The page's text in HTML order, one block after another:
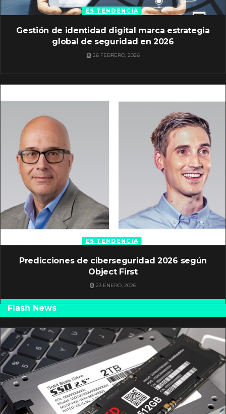
ES TENDENCIA
Gestión de identidad digital marca estrategia
global de seguridad en 2026
26 FEBRERO, 2026
ES TENDENCIA
Predicciones de ciberseguridad 2026 según
Object First
23 ENERO, 2026
Flash News